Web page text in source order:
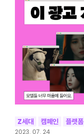
Z세대 캠페인 플랫폼
2023. 07. 24